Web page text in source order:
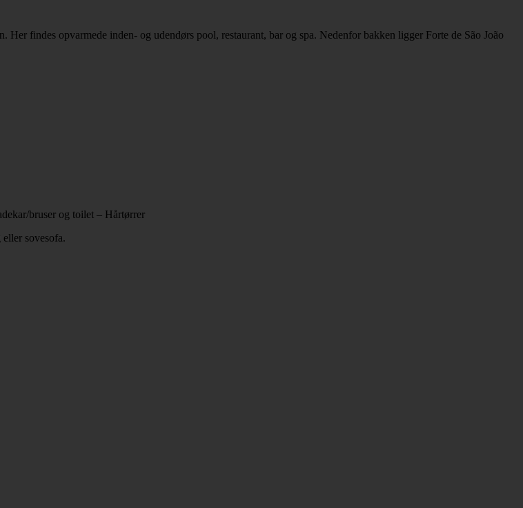
findes opvarmede inden- og udendørs pool, restaurant, bar og spa. Nedenfor bakken ligger Forte de São João
bruser og toilet – Hårtørrer
sovesofa.